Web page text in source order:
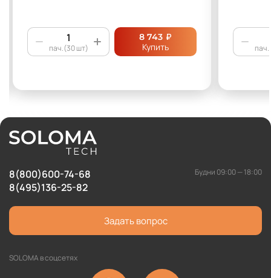
пач.(30 шт)
8 743 ₽
Купить
8(800)600-74-68
8(495)136-25-82
Будни 09:00 — 18:00
Задать вопрос
SOLOMA в соцсетях